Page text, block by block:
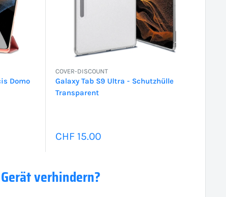
Domo
COVER-DISCOUNT
Galaxy Tab S9 Ultra - Schutzhülle
Transparent
Sonderpreis
CHF 15.00
verhindern?